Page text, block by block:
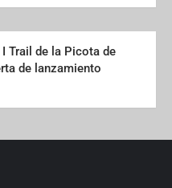
Trail de la Picota de
de lanzamiento